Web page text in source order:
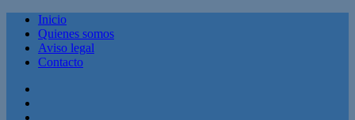
Inicio
Quienes somos
Aviso legal
Contacto